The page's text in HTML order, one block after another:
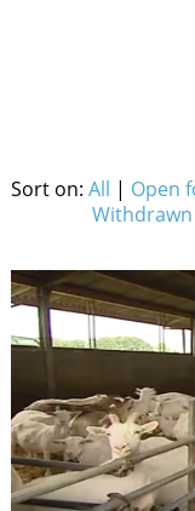
Sort on:All | Open
Withdrawn